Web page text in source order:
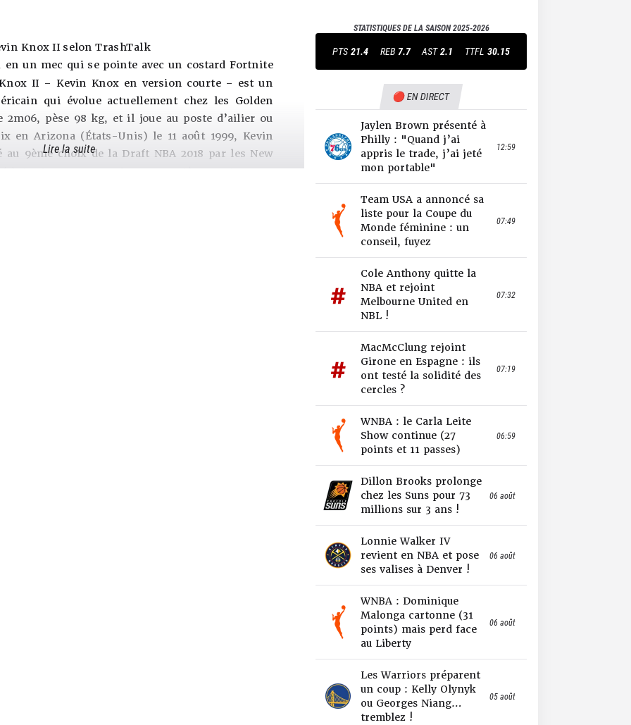
Knox II selon TrashTalk
un mec qui se pointe avec un costard Fortnite
II – Kevin Knox en version courte – est un
qui évolue actuellement chez les Golden
2m06, pèse 98 kg, et il joue au poste d’ailier ou
en Arizona (États-Unis) le 11 août 1999, Kevin
9ème choix de la Draft NBA 2018 par les New
à 6 saisons en NBA dans sa carrière. Kevin Knox
Lire la suite
STATISTIQUES DE LA SAISON2025-2026
PTS 21.4 REB 7.7 AST 2.1 TTFL 30.15
🔴 EN DIRECT
Jaylen Brown présenté à
Philly : "Quand j’ai
appris le trade, j’ai jeté
mon portable"
12:59
Team USA a annoncé sa
liste pour la Coupe du
Monde féminine : un
conseil, fuyez
07:49
Cole Anthony quitte la
NBA et rejoint
Melbourne United en
NBL !
07:32
MacMcClung rejoint
Girone en Espagne : ils
ont testé la solidité des
cercles ?
07:19
WNBA : le Carla Leite
Show continue (27
points et 11 passes)
06:59
Dillon Brooks prolonge
chez les Suns pour 73
millions sur 3 ans !
06 août
Lonnie Walker IV
revient en NBA et pose
ses valises à Denver !
06 août
WNBA : Dominique
Malonga cartonne (31
points) mais perd face
au Liberty
06 août
Les Warriors préparent
un coup : Kelly Olynyk
ou Georges Niang…
tremblez !
05 août